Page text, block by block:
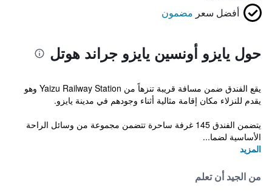
أفضل سعر مضمون
حول يايزو أونسين يايزو جراند هوتل
يقع الفندق ضمن مسافة قريبة تنزهاً من Yaizu Railway Station وهو
يقدم للنزلاء مكان إقامة مثالية أثناء وجودهم في مدينة يايزو.
يتضمن الفندق 145 غرفة ساحرة تتضمن مجموعة من وسائل الراحة
الأساسية لضما...
المزيد
من الجيد أن تعلم